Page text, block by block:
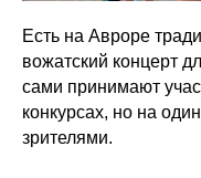
Есть на Авроре
вожатский концерт
сами принимают
конкурсах, но на
зрителями.